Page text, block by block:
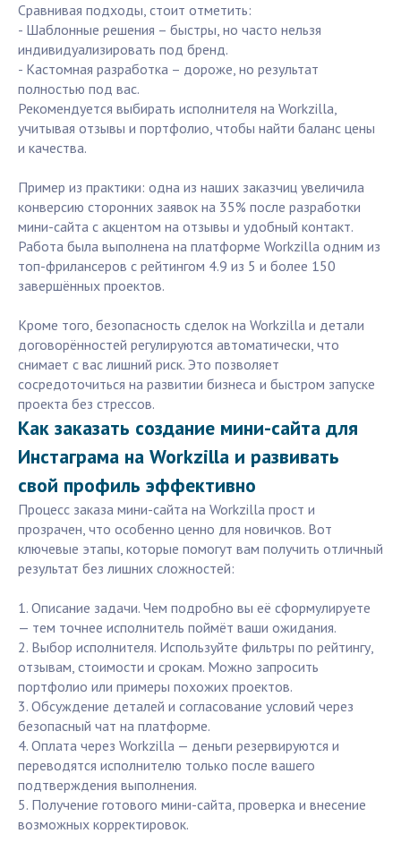
Сравнивая подходы, стоит отметить:
- Шаблонные решения – быстры, но часто нельзя
индивидуализировать под бренд.
- Кастомная разработка – дороже, но результат
полностью под вас.
Рекомендуется выбирать исполнителя на Workzilla,
учитывая отзывы и портфолио, чтобы найти баланс цены
и качества.
Пример из практики: одна из наших заказчиц увеличила
конверсию сторонних заявок на 35% после разработки
мини-сайта с акцентом на отзывы и удобный контакт.
Работа была выполнена на платформе Workzilla одним из
топ-фрилансеров с рейтингом 4.9 из 5 и более 150
завершённых проектов.
Кроме того, безопасность сделок на Workzilla и детали
договорённостей регулируются автоматически, что
снимает с вас лишний риск. Это позволяет
сосредоточиться на развитии бизнеса и быстром запуске
проекта без стрессов.
Как заказать создание мини-сайта для
Инстаграма на Workzilla и развивать
свой профиль эффективно
Процесс заказа мини-сайта на Workzilla прост и
прозрачен, что особенно ценно для новичков. Вот
ключевые этапы, которые помогут вам получить отличный
результат без лишних сложностей:
1. Описание задачи. Чем подробно вы её сформулируете
— тем точнее исполнитель поймёт ваши ожидания.
2. Выбор исполнителя. Используйте фильтры по рейтингу,
отзывам, стоимости и срокам. Можно запросить
портфолио или примеры похожих проектов.
3. Обсуждение деталей и согласование условий через
безопасный чат на платформе.
4. Оплата через Workzilla — деньги резервируются и
переводятся исполнителю только после вашего
подтверждения выполнения.
5. Получение готового мини-сайта, проверка и внесение
возможных корректировок.